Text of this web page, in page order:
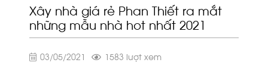
Xây nhà giá rẻ Phan Thiết ra mắt
những mẫu nhà hot nhất 2021
03/05/2021 1583 lượt xem